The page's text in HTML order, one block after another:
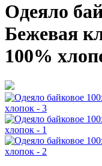
Одеяло
Бежевая
100%